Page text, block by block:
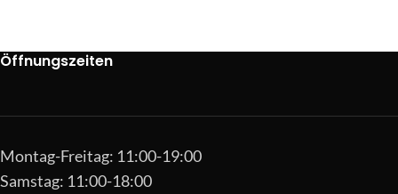
Öffnungszeiten
Montag-Freitag: 11:00-19:00
Samstag: 11:00-18:00